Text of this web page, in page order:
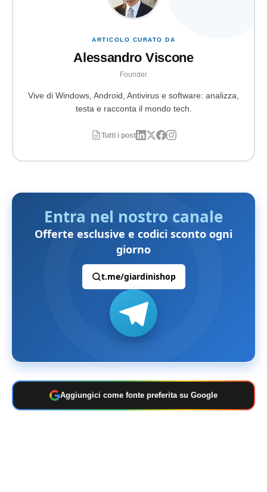
ARTICOLO CURATO DA
Alessandro Viscone
Founder
Vive di Windows, Android, Antivirus e software: analizza,
testa e racconta il mondo tech.
Tutti i post
Entra nel nostro canale
Offerte esclusive e codici sconto ogni
giorno
t.me/giardinishop
Aggiungici come fonte preferita su Google